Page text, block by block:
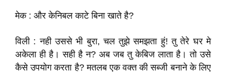
मेक : और केनिबल काटे बिना खाते है?
विली : नही उससे भी बुरा, चल तुझे समझता हुं! तु तेरे घर मे
अकेला ही है। सही है न? अब जब तु केबिज लाता है। तो उसे
कैसे उपयोग करता है? मतलब एक वक्त की सब्जी बनाने के लिए